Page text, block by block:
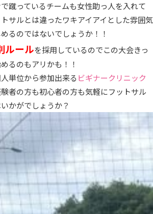
蹴っているチームも女性助っ人を入れて
サルとは違ったワキアイアイとした雰囲気
るのではないでしょうか！！
ルールを採用しているのでこの大会きっ
るのもアリかも！！
単位から参加出来る ビギナークリニック
者の方も初心者の方も気軽にフットサル
かがでしょうか？